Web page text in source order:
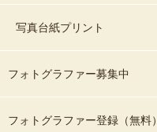
写真台紙プリント
フォトグラファー募集中
フォトグラファー登録（無料）